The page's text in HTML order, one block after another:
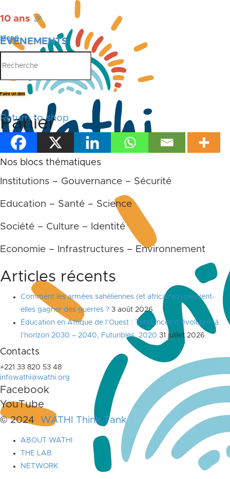
10 ans 🎉
ÉVÉNEMENTS
PUBLICATIONS
Menu
Faire un don
Panier
Accueil
Return to shop
Nos blocs thématiques
Institutions – Gouvernance – Sécurité
Education – Santé – Science
Société – Culture – Identité
Economie – Infrastructures – Environnement
Articles récents
Comment les armées sahéliennes (et africaines) peuvent-
elles gagner des guerres ? 3 août 2026
Éducation en Afrique de l’Ouest : Tendances d’évolution à
l’horizon 2030 – 2040, Futuribles, 2020 31 juillet 2026
Contacts
+221 33 820 53 48
infowathi@wathi.org
Facebook
YouTube
© 2024 WATHI Think Tank
ABOUT WATHI
THE LAB
NETWORK